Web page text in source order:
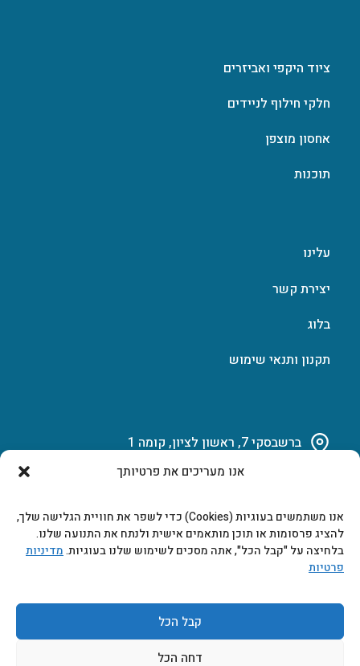
אנו מעריכים את פרטיותך
אנו משתמשים בעוגיות (Cookies) כדי לשפר את חוויית הגלישה שלך,
להציג פרסומות או תוכן מותאמים אישית ולנתח את התנועה שלנו.
בלחיצה על "קבל הכל", אתה מסכים לשימוש שלנו בעוגיות.מדיניות
פרטיות
קבל הכל
דחה הכל
ציוד היקפי ואביזרים
חלקי חילוף לניידים
אחסון מוצפן
תוכנות
עלינו
יצירת קשר
בלוג
תקנון ותנאי שימוש
ברשבסקי 7, ראשון לציון, קומה 1
marketing@b-tech.co.il